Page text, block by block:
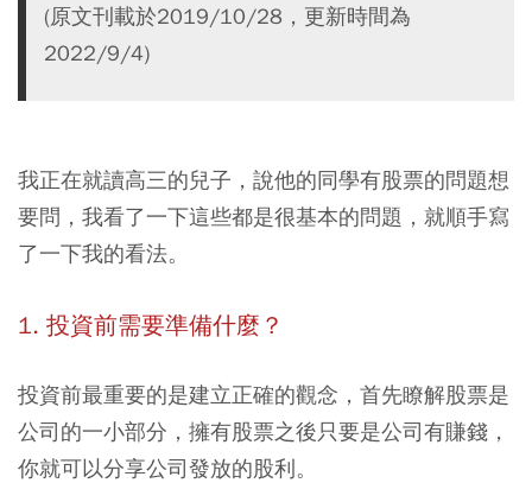
(原文刊載於2019/10/28，更新時間為
2022/9/4)
我正在就讀高三的兒子，說他的同學有股票的問題想
要問，我看了一下這些都是很基本的問題，就順手寫
了一下我的看法。
1. 投資前需要準備什麼？
投資前最重要的是建立正確的觀念，首先瞭解股票是
公司的一小部分，擁有股票之後只要是公司有賺錢，
你就可以分享公司發放的股利。